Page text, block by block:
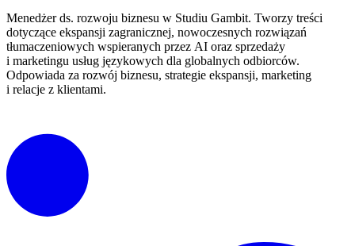
Menedżer ds. rozwoju biznesu w Studiu Gambit. Tworzy treści
dotyczące ekspansji zagranicznej, nowoczesnych rozwiązań
tłumaczeniowych wspieranych przez AI oraz sprzedaży
i marketingu usług językowych dla globalnych odbiorców.
Odpowiada za rozwój biznesu, strategie ekspansji, marketing
i relacje z klientami.